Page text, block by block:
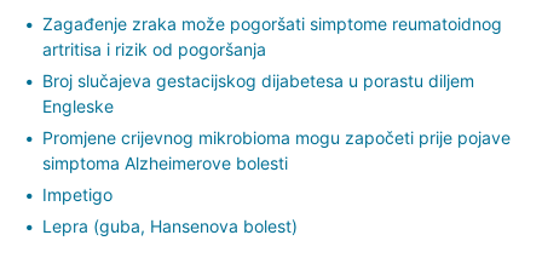
Zagađenje zraka može pogoršati simptome reumatoidnog
artritisa i rizik od pogoršanja
Broj slučajeva gestacijskog dijabetesa u porastu diljem
Engleske
Promjene crijevnog mikrobioma mogu započeti prije pojave
simptoma Alzheimerove bolesti
Impetigo
Lepra (guba, Hansenova bolest)